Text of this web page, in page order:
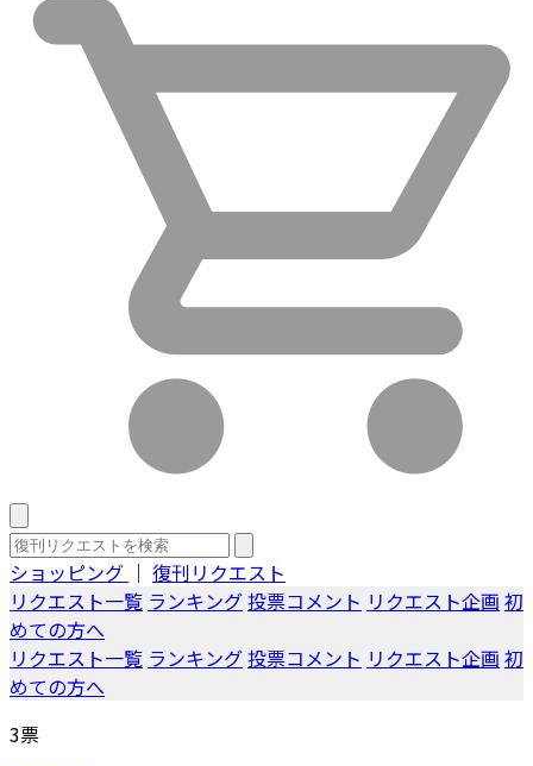
ショッピング ｜ 復刊リクエスト
リクエスト一覧 ランキング投票コメント リクエスト企画 初
めての方へ
リクエスト一覧 ランキング投票コメント リクエスト企画 初
めての方へ
3票